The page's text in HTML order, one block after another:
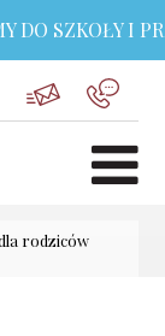
DO SZKOŁY I
rodziców